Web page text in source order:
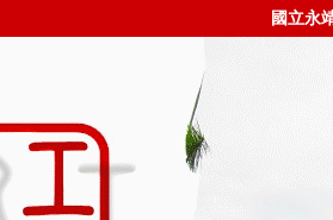
國立永